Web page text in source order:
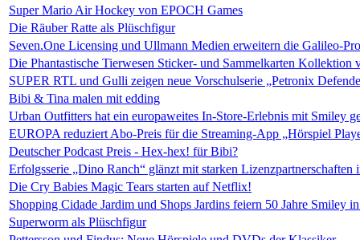
Super Mario Air Hockey von EPOCH Games
Die Räuber Ratte als Plüschfigur
Seven.One Licensing und Ullmann Medien erweitern die Galileo-
Die Phantastische Tierwesen Sticker- und Sammelkarten Kollektion
SUPER RTL und Gulli zeigen neue Vorschulserie „Petronix
Bibi & Tina malen mit edding
Urban Outfitters hat ein europaweites In-Store-Erlebnis mit Smiley
EUROPA reduziert Abo-Preis für die Streaming-App „Hörspiel
Deutscher Podcast Preis - Hex-hex! für Bibi?
Erfolgsserie „Dino Ranch“ glänzt mit starken Lizenzpartnerschaften
Die Cry Babies Magic Tears starten auf Netflix!
Shopping Cidade Jardim und Shops Jardins feiern 50 Jahre Smiley
Superworm als Plüschfigur